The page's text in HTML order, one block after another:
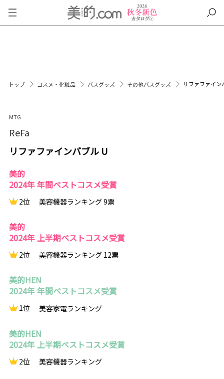
トップ コスメ・化粧品 バスグッズ その他バスグッズ リファファイン
MTG
ReFa
リファファインバブル U
美的
2024年 年間ベストコスメ受賞
2位 美容機器ランキング 9票
美的
2024年 上半期ベストコスメ受賞
2位 美容機器ランキング 12票
美的HEN
2024年 年間ベストコスメ受賞
1位 美容家電ランキング
美的HEN
2024年 上半期ベストコスメ受賞
2位 美容機器ランキング